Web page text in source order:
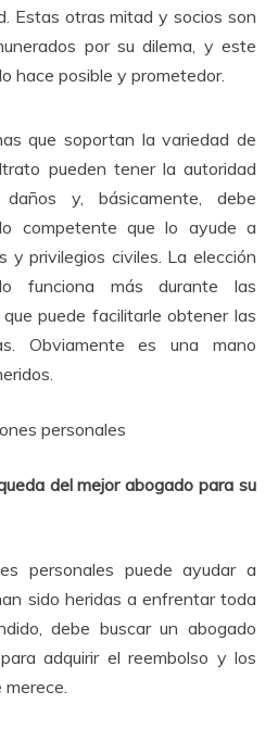
Estas otras mitad y socios son
por su dilema, y ​​este
hace posible y prometedor.
que soportan la variedad de
pueden tener la autoridad
y, básicamente, debe
competente que lo ayude a
y privilegios civiles. La elección
funciona más durante las
puede facilitarle obtener las
Obviamente es una mano
del mejor abogado para su
personales puede ayudar a
sido heridas a enfrentar toda
debe buscar un abogado
adquirir el reembolso y los